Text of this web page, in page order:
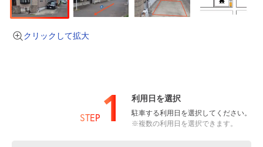
クリックして拡大
STEP 1 利用日を選択
駐車する利用日を選択してください。
※複数の利用日を選択できます。